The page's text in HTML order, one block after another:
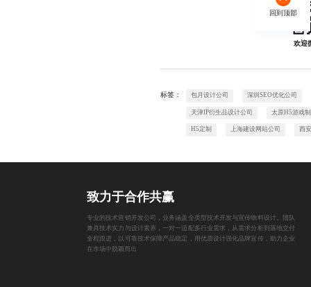
欢迎
标签： 包月设计公司 深圳SEO优化公司
天津IP衍生品设计公司 太原H5游戏
H5定制 上海建设网站公司 西
回到顶部
致力于合作共赢
专业的技术营销开发公司，业务涵盖全类型技术开发与宣传物料设计。团队
兼具技术实力与设计素养，一对一适配多行业需求，从需求分析到落地交付
全程跟进，以可靠技术保障产品稳定，用优质设计强化品牌宣传，助力企业
在市场中脱颖而出